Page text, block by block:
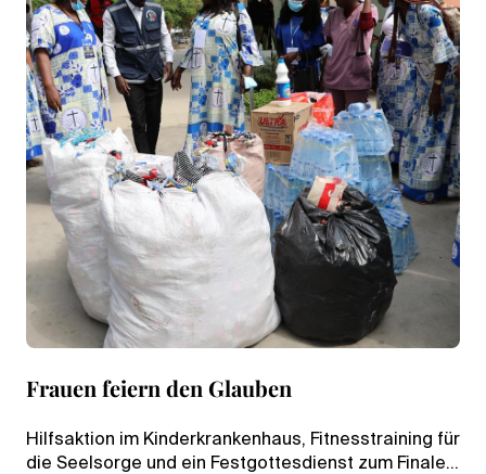
Frauen feiern den Glauben
Hilfsaktion im Kinderkrankenhaus, Fitnesstraining für
die Seelsorge und ein Festgottesdienst zum Finale: